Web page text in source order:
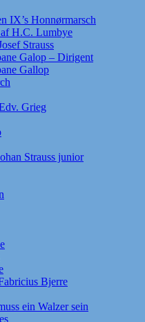
IX’s Honnørmarsch
H.C. Lumbye
Strauss
Galop – Dirigent
Gallop
Grieg
Strauss junior
Bjerre
ein Walzer sein